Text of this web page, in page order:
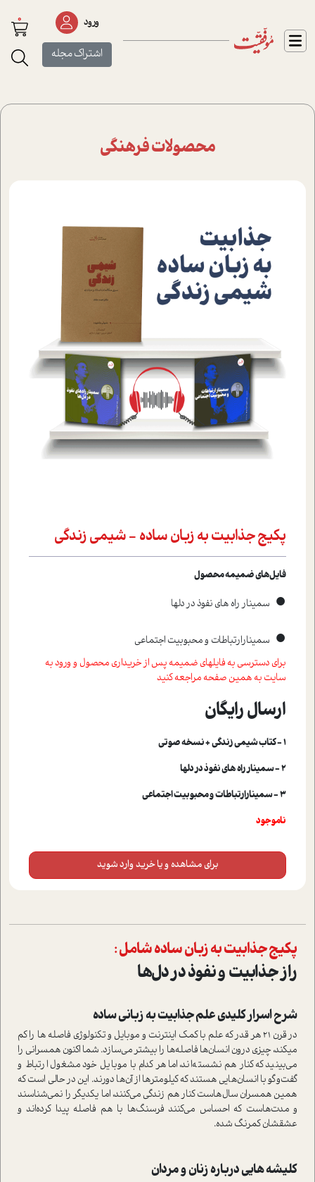
ورود
اشتراک مجله
0
محصولات فرهنگی
پکیج جذابیت به زبان ساده - شیمی زندگی
فایل‌های ضمیمه محصول
• سمينار راه هاي نفوذ در دلها
• سمينارارتباطات و محبوبيت اجتماعي
برای دسترسی به فایلهای ضمیمه پس از خریداری محصول و ورود به
سایت به همین صفحه مراجعه کنید
ارسال رایگان
1 - کتاب شیمی زندگی + نسخه صوتی
2 - سمینار راه های نفوذ در دلها
3 - سمینارارتباطات و محبوبیت اجتماعی
ناموجود
برای مشاهده و یا خرید وارد شوید
پکیج جذابیت به زبان ساده شامل :
راز جذابیت و نفوذ در دل‌ها
شرح اسرار کلیدی علم جذابیت به زبانی ساده
در قرن 21 هر قدر که علم با کمک اینترنت و موبایل و تکنولوژی فاصله ها را کم
می­کند، چیزی درون انسان‌ها فاصله‌ها را بیشتر می‌سازد. شما اکنون همسرانی را
می‌بینید که کنار هم نشسته‌اند، اما هر کدام با موبایل خود مشغول ارتباط و
گفت‌و‌گو با انسان‌هایی هستند که کیلومترها از آن‌ها دورند. این در حالی است که
همین همسران سال‌هاست کنار هم زندگی می‌کنند، اما یکدیگر را نمی‌شناسند
و مدت‌هاست که احساس می‌کنند فرسنگ‌ها با هم فاصله پیدا کرده‌اند و
عشقشان کمرنگ شده.
کلیشه هایی درباره زنان و مردان